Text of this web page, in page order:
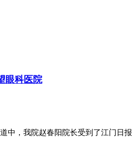
眼科医院
中，我院赵春阳院长受到了江门日报